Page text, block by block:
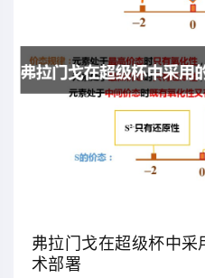
弗拉门戈在超级杯中
术部署